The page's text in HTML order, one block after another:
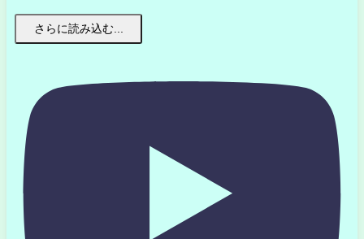
さらに読み込む...